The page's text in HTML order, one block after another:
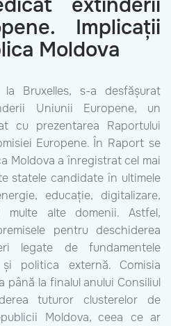
Implicații
Moldova
Bruxelles, s-a desfășurat
Uniunii Europene, un
cu prezentarea Raportului
Europene. În Raport se
Moldova a înregistrat cel mai
statele candidate în ultimele
educație, digitalizare,
multe alte domenii. Astfel,
pentru deschiderea
legate de fundamentele
politica externă. Comisia
până la finalul anului Consiliul
tuturor clusterelor de
Moldova, ceea ce ar